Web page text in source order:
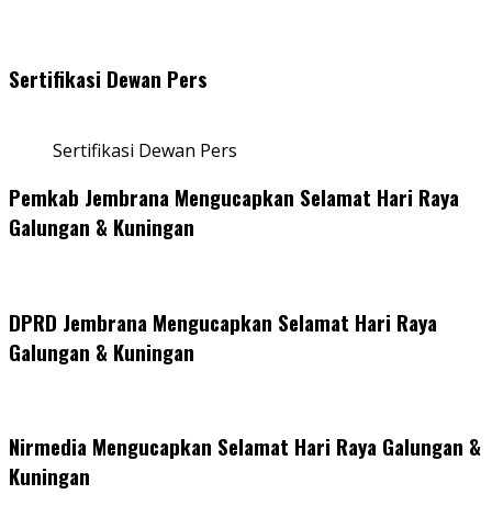
Sertifikasi Dewan Pers
Sertifikasi Dewan Pers
Pemkab Jembrana Mengucapkan Selamat Hari Raya
Galungan & Kuningan
DPRD Jembrana Mengucapkan Selamat Hari Raya
Galungan & Kuningan
Nirmedia Mengucapkan Selamat Hari Raya Galungan &
Kuningan